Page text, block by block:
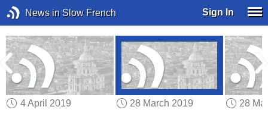
News in Slow French Sign In
4 April 2019
28 March 2019
28